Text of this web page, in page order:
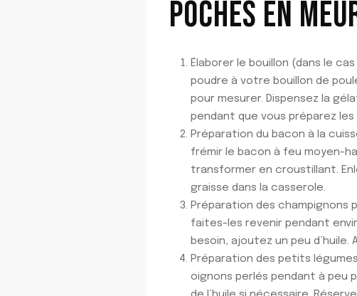
POCHÉS EN
Élaborer le bouillon (dans le
poudre à votre bouillon de
pour mesurer. Dispensez la
pendant que vous préparez
Préparation du bacon à la
frémir le bacon à feu moyen-
transformer en croustillant.
graisse dans la casserole.
Préparation des champignons
faites-les revenir pendant
besoin, ajoutez un peu
Préparation des petits
oignons perlés pendant à peu